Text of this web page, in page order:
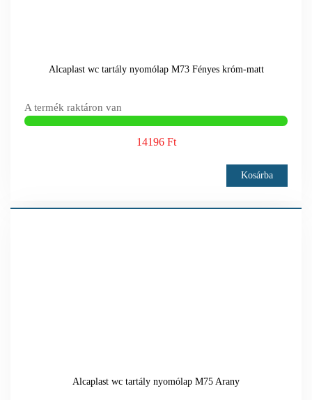
Alcaplast wc tartály nyomólap M73 Fényes króm-matt
A termék raktáron van
14196 Ft
Kosárba
Alcaplast wc tartály nyomólap M75 Arany